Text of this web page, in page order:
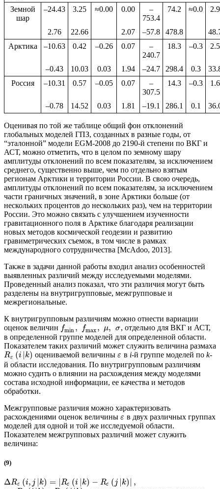
Земной
шар
–24.43 3.25 ≈0.00 0.00
–
753.4
74.2 ≈0.0 2.9
2.76 22.66 2.07 –57.8 478.8
Арктика
–10.63 0.42 –0.26 0.07
–
240.7
18.3 –0.3 2.5
–0.43 10.03 0.03 1.94 –24.7 298.4 0.3
Россия
–10.31 0.57 –0.05 0.07
–
307.5
14.3 –0.3 1.6
–0.78 14.52 0.03 1.81 –19.1 286.1 0.1
Оценивая по той же таблице общий фон отклонений
глобальных моделей ГПЗ, созданных в разные годы, от
“эталонной” модели EGM-2008 до 2190-й степени по ВКГ и
АСТ, можно отметить, что в целом по земному шару
амплитуды отклонений по всем показателям, за исключением
среднего, существенно выше, чем по отдельно взятым
регионам Арктики и территории России. В свою очередь,
амплитуды отклонений по всем показателям, за исключением
части граничных значений, в зоне Арктики больше (от
нескольких процентов до нескольких раз), чем на территории
России. Это можно связать с улучшением изученности
гравитационного поля в Арктике благодаря реализации
новых методов космической геодезии и развитию
гравиметрических съемок, в том числе в рамках
международного сотрудничества [McAdoo, 2013].
Также в задачи данной работы входил анализ особенностей
выявленных различий между исследуемыми моделями.
Проведенный анализ показал, что эти различия могут быть
разделены на внутригрупповые, межгрупповые и
межрегиональные.
К внутригрупповым различиям можно отнести вариации
оценок величин fmin , fmax, μ, σ, отдельно для ВКГ и АСТ,
в определенной группе моделей для определенной области.
Показателем таких различий может служить величина размаха
Rε (i |k) оцениваемой величиныε в i-й группе моделей поk-
й области исследования. По внутригрупповым различиям
можно судить о влиянии на расхождения между моделями
состава исходной информации, ее качества и методов
обработки.
Межгрупповые различия можно характеризовать
расхождениями оценок величины ε в двух различных группах
моделей для одной и той же исследуемой области.
Показателем межгрупповых различий может служить
величина:
(9)
ΔRε (i, j |k) = |Rε (i |k) − Rε (j |k) | ,